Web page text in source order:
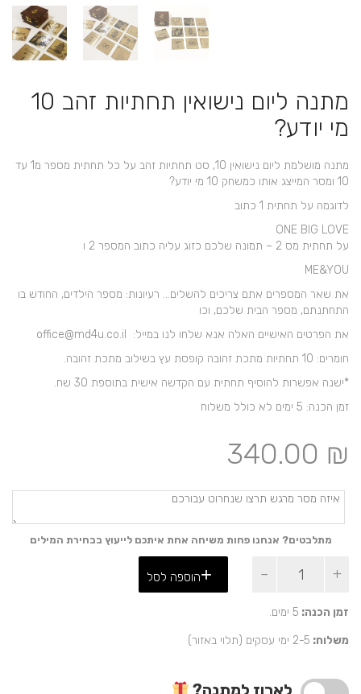
מתנה ליום נישואין תחתיות זהב 10
מי יודע?
מתנה מושלמת ליום נישואין 10, סט תחתיות זהב על כל תחתית מספר מ1 עד
10 ומסר המייצג אותו כמשחק 10 מי יודע?
לדוגמה על תחתית 1 כתוב
ONE BIG LOVE
על תחתית מס 2 – תמונה שלכם כזוג עליה כתוב המספר 2 ו
ME&YOU
את שאר המספרים אתם צריכים להשלים… רעיונות: מספר הילדים, החודש בו
התחתנתם, מספר הבית שלכם, וכו
את הפרטים האישיים האלה אנא שלחו לנו במייל: office@md4u.co.il
חומרים: 10 תחתיות מתכת זהובה קופסת עץ בשילוב מתכת זהובה.
*ישנה אפשרות להוסיף תחתית עם הקדשה אישית בתוספת 30 שח.
זמן הכנה: 5 ימים לא כולל משלוח
340.00 ₪
מתלבטים? אנחנו פחות משיחה אחת איתכם לייעוץ בבחירת המילים
של
ליום
תחתיות
הוספה לסל
זמן הכנה: 5 ימים.
משלוח: 2-5 ימי עסקים (תלוי באזור)
לארוז למתנה?